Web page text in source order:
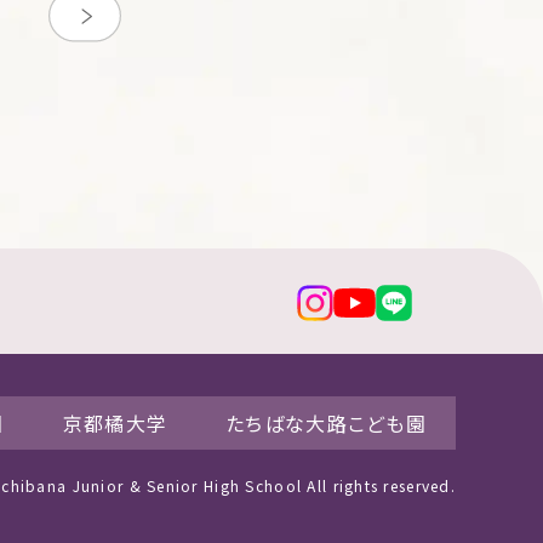
京都橘大学 たちばな大路こども園
Junior & Senior High School All rights reserved.